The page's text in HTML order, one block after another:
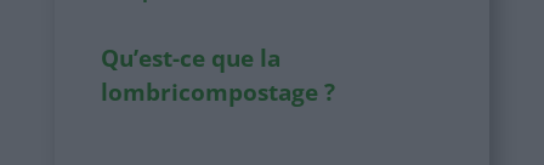
Qu’est-ce que la
lombricompostage ?